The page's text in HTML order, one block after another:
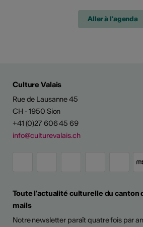
Aller à l'agenda
Culture Valais
Rue de Lausanne 45
CH - 1950 Sion
+41 (0)27 606 45 69
info@culturevalais.ch
Toute l'actualité culturelle du canton
mails
Notre newsletter paraît quatre fois par